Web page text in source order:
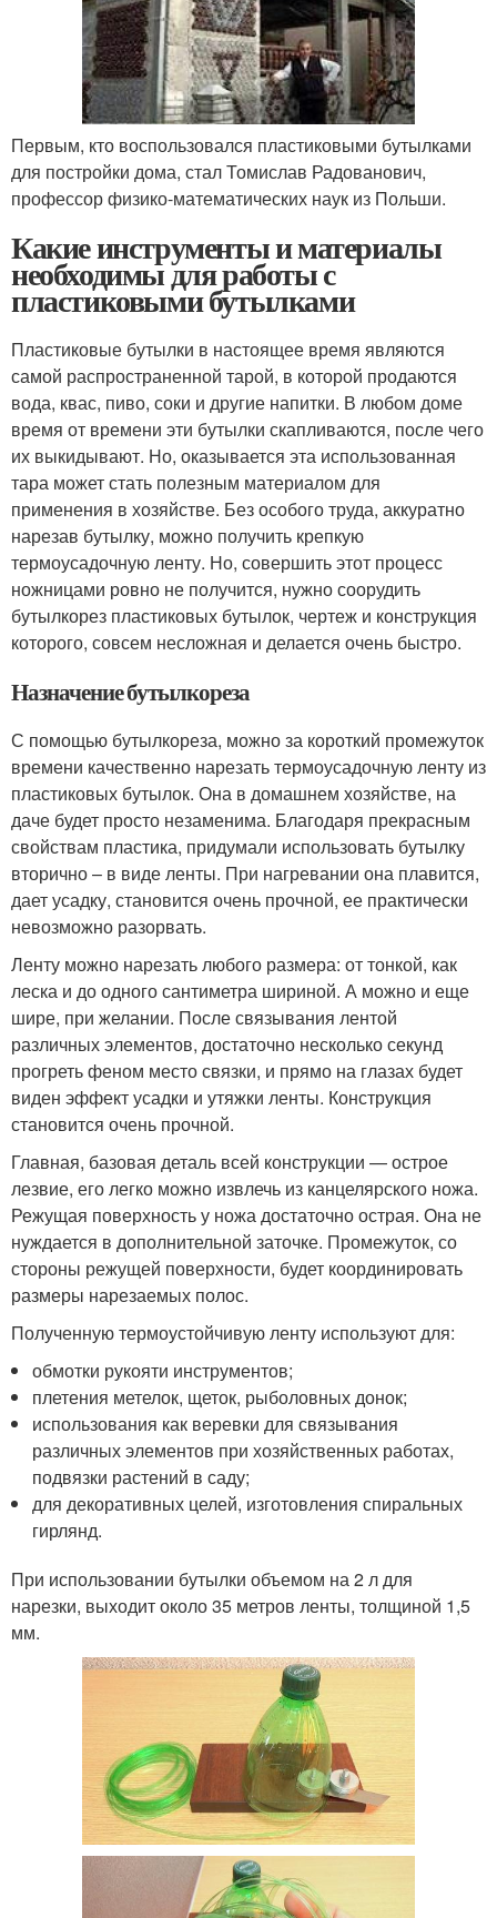
Первым, кто воспользовался пластиковыми бутылками
для постройки дома, стал Томислав Радованович,
профессор физико-математических наук из Польши.
Какие инструменты и материалы
необходимы для работы с
пластиковыми бутылками
Пластиковые бутылки в настоящее время являются
самой распространенной тарой, в которой продаются
вода, квас, пиво, соки и другие напитки. В любом доме
время от времени эти бутылки скапливаются, после чего
их выкидывают. Но, оказывается эта использованная
тара может стать полезным материалом для
применения в хозяйстве. Без особого труда, аккуратно
нарезав бутылку, можно получить крепкую
термоусадочную ленту. Но, совершить этот процесс
ножницами ровно не получится, нужно соорудить
бутылкорез пластиковых бутылок, чертеж и конструкция
которого, совсем несложная и делается очень быстро.
Назначение бутылкореза
С помощью бутылкореза, можно за короткий промежуток
времени качественно нарезать термоусадочную ленту из
пластиковых бутылок. Она в домашнем хозяйстве, на
даче будет просто незаменима. Благодаря прекрасным
свойствам пластика, придумали использовать бутылку
вторично – в виде ленты. При нагревании она плавится,
дает усадку, становится очень прочной, ее практически
невозможно разорвать.
Ленту можно нарезать любого размера: от тонкой, как
леска и до одного сантиметра шириной. А можно и еще
шире, при желании. После связывания лентой
различных элементов, достаточно несколько секунд
прогреть феном место связки, и прямо на глазах будет
виден эффект усадки и утяжки ленты. Конструкция
становится очень прочной.
Главная, базовая деталь всей конструкции — острое
лезвие, его легко можно извлечь из канцелярского ножа.
Режущая поверхность у ножа достаточно острая. Она не
нуждается в дополнительной заточке. Промежуток, со
стороны режущей поверхности, будет координировать
размеры нарезаемых полос.
Полученную термоустойчивую ленту используют для:
обмотки рукояти инструментов;
плетения метелок, щеток, рыболовных донок;
использования как веревки для связывания
различных элементов при хозяйственных работах,
подвязки растений в саду;
для декоративных целей, изготовления спиральных
гирлянд.
При использовании бутылки объемом на 2 л для
нарезки, выходит около 35 метров ленты, толщиной 1,5
мм.